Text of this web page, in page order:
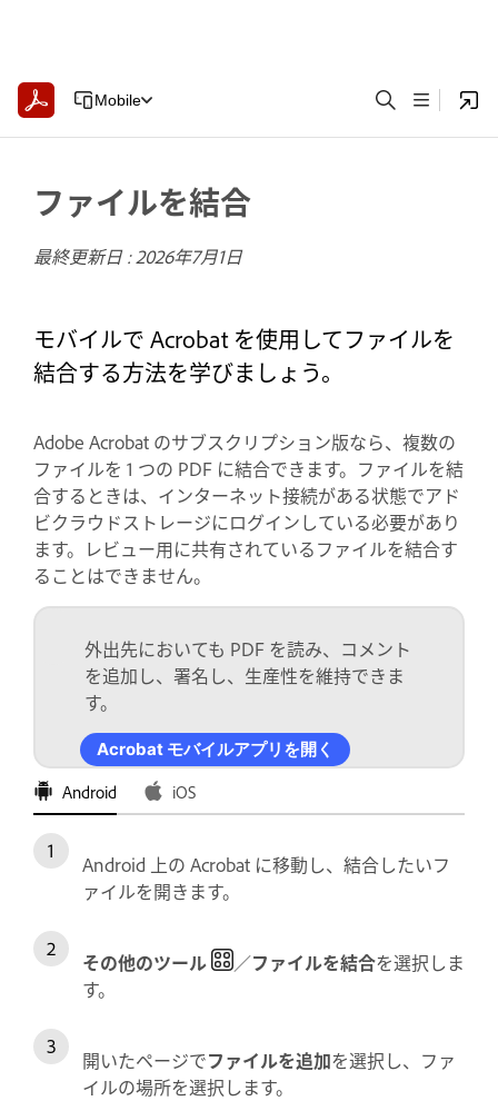
Mobile
ファイルを結合
最終更新日 :2026年7月1日
モバイルで Acrobat を使用してファイルを
結合する方法を学びましょう。
Adobe Acrobat のサブスクリプション版なら、複数の
ファイルを 1 つの PDF に結合できます。ファイルを結
合するときは、インターネット接続がある状態でアド
ビクラウドストレージにログインしている必要があり
ます。レビュー用に共有されているファイルを結合す
ることはできません。
外出先においても PDF を読み、コメント
を追加し、署名し、生産性を維持できま
す。
Acrobat モバイルアプリを開く
Android iOS
Android 上の Acrobat に移動し、結合したいフ
ァイルを開きます。
その他のツール ／ファイルを結合を選択しま
す。
開いたページでファイルを追加を選択し、ファ
イルの場所を選択します。